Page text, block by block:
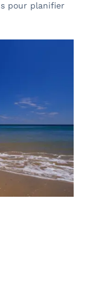
pour planifier